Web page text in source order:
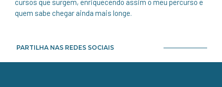
quem sabe chegar ainda mais longe.
PARTILHA NAS REDES SOCIAIS